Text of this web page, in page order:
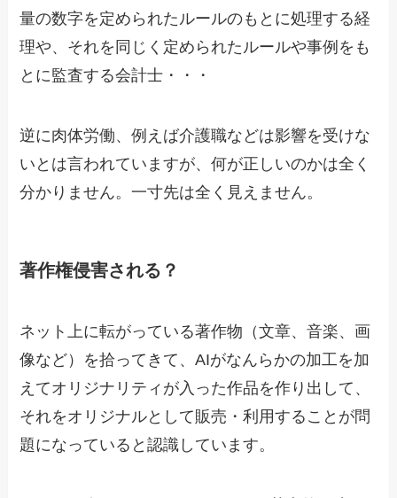
量の数字を定められたルールのもとに処理する経
理や、それを同じく定められたルールや事例をも
とに監査する会計士・・・
逆に肉体労働、例えば介護職などは影響を受けな
いとは言われていますが、何が正しいのかは全く
分かりません。一寸先は全く見えません。
著作権侵害される？
ネット上に転がっている著作物（文章、音楽、画
像など）を拾ってきて、AIがなんらかの加工を加
えてオリジナリティが入った作品を作り出して、
それをオリジナルとして販売・利用することが問
題になっていると認識しています。